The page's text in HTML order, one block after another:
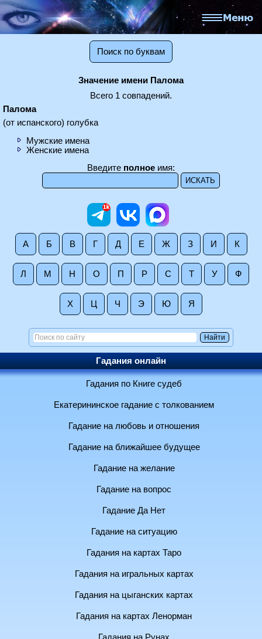
Поиск по буквам
Значение имени Палома
Всего 1 совпадений.
Палома
(от испанского) голубка
Мужские имена
Женские имена
Введите полное имя:
А Б В Г Д Е Ж З И К
Л М Н О П Р С Т У Ф
Х Ц Ч Э Ю Я
Гадания онлайн
Гадания по Книге судеб
Екатерининское гадание с толкованием
Гадание на любовь и отношения
Гадание на ближайшее будущее
Гадание на желание
Гадание на вопрос
Гадание Да Нет
Гадание на ситуацию
Гадания на картах Таро
Гадания на игральных картах
Гадания на цыганских картах
Гадания на картах Ленорман